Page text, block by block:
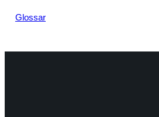
Glossar